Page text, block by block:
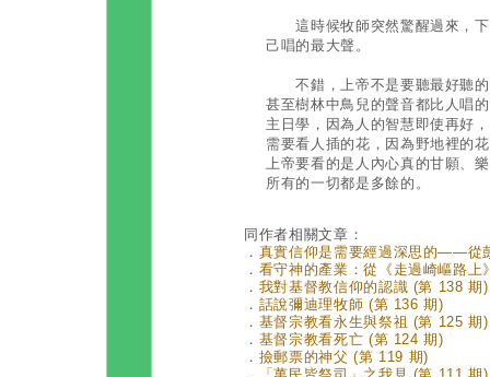
這時候牧師突然驚醒過來，下
己唱的最大聲。
不錯，上帝不是要聽最好聽的
甚至樹林中鳥兒的聲音都比人唱
主日學，因為人的智慧即使再好
需要看人插的花，因為野地裡的
上帝要看的是人內心真的甘願、
所有的一切都是多餘的。
同作者相關文章：
． 真實信仰是需要經過深思的——從
． 看守神的產業：從《走過崎嶇路
． 我對基督教信仰的認識 (第 138 期)
． 話說彌迪理牧師 (第 136 期)
． 基督宗教看永生與祭祖 (第 125 期)
． 基督宗教看死亡 (第 124 期)
． 撿郵票的神父 (第 119 期)